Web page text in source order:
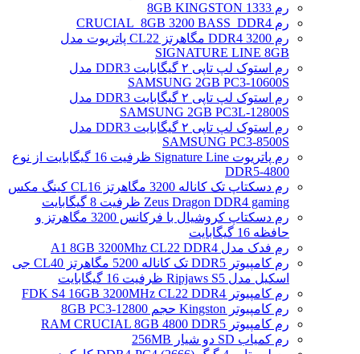
رم 1333 8GB KINGSTON
رم CRUCIAL_8GB 3200 BASS_DDR4
رم DDR4 3200 مگاهرتز CL22 پاتریوت مدل
SIGNATURE LINE 8GB
رم استوک لپ تاپی ۲ گیگابایت DDR3 مدل
SAMSUNG 2GB PC3-10600S
رم استوک لپ تاپی ۲ گیگابایت DDR3 مدل
SAMSUNG 2GB PC3L-12800S
رم استوک لپ تاپی ۲ گیگابایت DDR3 مدل
SAMSUNG PC3-8500S
رم پاتریوت Signature Line ظرفیت 16 گیگابایت از نوع
DDR5-4800
رم دسکتاپ تک کاناله 3200 مگاهرتز CL16 کینگ مکس
Zeus Dragon DDR4 gaming ظرفیت 8 گیگابایت
رم دسکتاپ کروشیال با فرکانس 3200 مگاهرتز و
حافظه 16 گیگابایت
رم فدک مدل A1 8GB 3200Mhz CL22 DDR4
رم کامپیوتر DDR5 تک کاناله 5200 مگاهرتز CL40 جی
اسکیل مدل Ripjaws S5 ظرفیت 16 گیگابایت
رم کامپیوتر FDK S4 16GB 3200MHz CL22 DDR4
رم کامپیوتر Kingston حجم 8GB PC3-12800
رم کامپیوتر RAM CRUCIAL 8GB 4800 DDR5
رم کمیاب SD دو شیار 256MB